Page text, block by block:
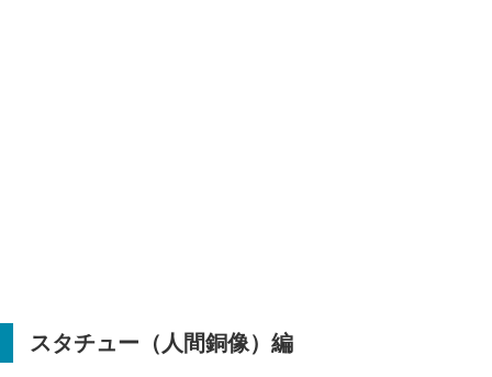
スタチュー（人間銅像）編